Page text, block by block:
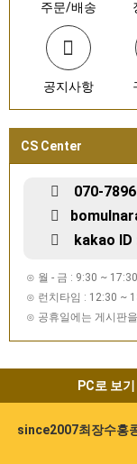
주문/배송
공지사항
CS Center
070-
kakao
⊙ 월 - 금 : 9:30 ~
⊙ 런치타임 : 12:30 ~
⊙ 공휴일에는 게시판
PC로 보기
since2007최장수홍